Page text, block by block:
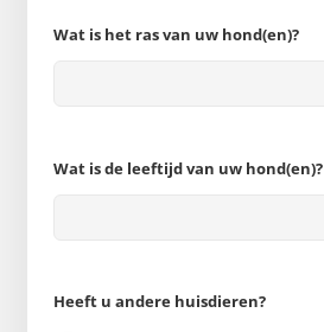
Wat is het ras van uw hond(en)?
Wat is de leeftijd van uw hond(en)?
Heeft u andere huisdieren?